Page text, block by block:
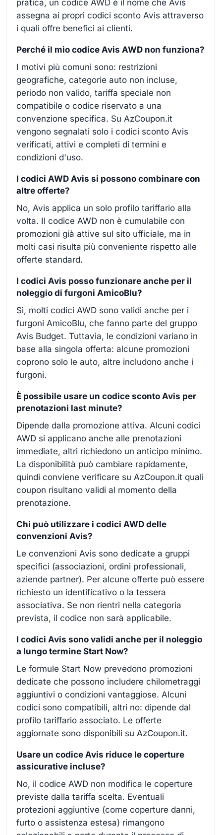
pratica, un codice AWD è il nome che Avis
assegna ai propri codici sconto Avis attraverso
i quali offre benefici ai clienti.
Perché il mio codice Avis AWD non funziona?
I motivi più comuni sono: restrizioni
geografiche, categorie auto non incluse,
periodo non valido, tariffa speciale non
compatibile o codice riservato a una
convenzione specifica. Su AzCoupon.it
vengono segnalati solo i codici sconto Avis
verificati, attivi e completi di termini e
condizioni d'uso.
I codici AWD Avis si possono combinare con
altre offerte?
No, Avis applica un solo profilo tariffario alla
volta. Il codice AWD non è cumulabile con
promozioni già attive sul sito ufficiale, ma in
molti casi risulta più conveniente rispetto alle
offerte standard.
I codici Avis posso funzionare anche per il
noleggio di furgoni AmicoBlu?
Sì, molti codici AWD sono validi anche per i
furgoni AmicoBlu, che fanno parte del gruppo
Avis Budget. Tuttavia, le condizioni variano in
base alla singola offerta: alcune promozioni
coprono solo le auto, altre includono anche i
furgoni.
È possibile usare un codice sconto Avis per
prenotazioni last minute?
Dipende dalla promozione attiva. Alcuni codici
AWD si applicano anche alle prenotazioni
immediate, altri richiedono un anticipo minimo.
La disponibilità può cambiare rapidamente,
quindi conviene verificare su AzCoupon.it quali
coupon risultano validi al momento della
prenotazione.
Chi può utilizzare i codici AWD delle
convenzioni Avis?
Le convenzioni Avis sono dedicate a gruppi
specifici (associazioni, ordini professionali,
aziende partner). Per alcune offerte può essere
richiesto un identificativo o la tessera
associativa. Se non rientri nella categoria
prevista, il codice non sarà applicabile.
I codici Avis sono validi anche per il noleggio
a lungo termine Start Now?
Le formule Start Now prevedono promozioni
dedicate che possono includere chilometraggi
aggiuntivi o condizioni vantaggiose. Alcuni
codici sono compatibili, altri no: dipende dal
profilo tariffario associato. Le offerte
aggiornate sono disponibili su AzCoupon.it.
Usare un codice Avis riduce le coperture
assicurative incluse?
No, il codice AWD non modifica le coperture
previste dalla tariffa scelta. Eventuali
protezioni aggiuntive (come coperture danni,
furto o assistenza estesa) rimangono